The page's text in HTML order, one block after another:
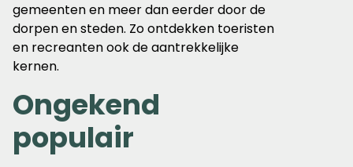
gemeenten en meer dan eerder door de
dorpen en steden. Zo ontdekken toeristen
en recreanten ook de aantrekkelijke
kernen.
Ongekend
populair